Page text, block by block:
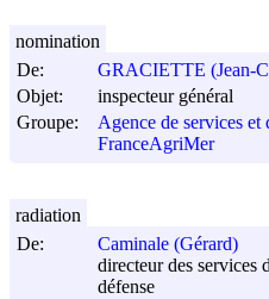
De:
GRACIETTE (Jean-
Objet:
inspecteur général
Groupe:
Agence de services
FranceAgriMer
nomination
De:
Caminale (Gérard)
directeur des services
défense
radiation